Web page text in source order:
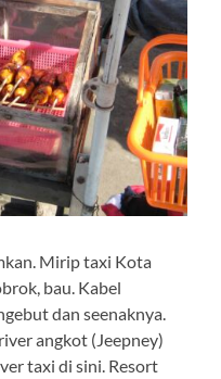
Mirip taxi Kota
bau. Kabel
dan seenaknya.
angkot (Jeepney)
taxi di sini. Resort